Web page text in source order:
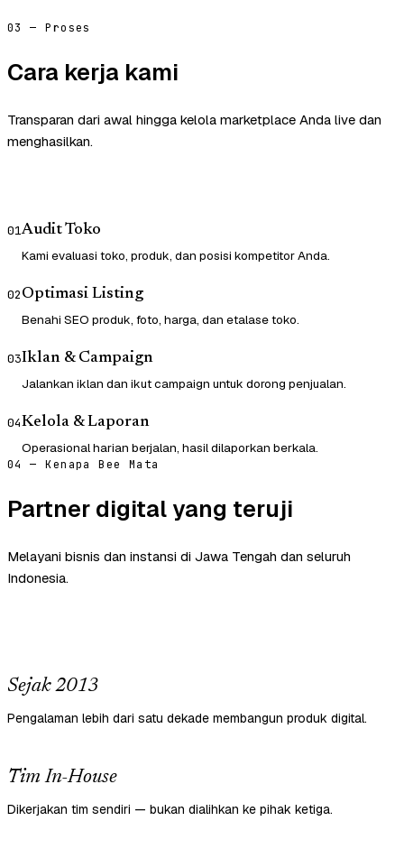
03 — Proses
Cara kerja kami
Transparan dari awal hingga kelola marketplace Anda live dan
menghasilkan.
01Audit Toko
Kami evaluasi toko, produk, dan posisi kompetitor Anda.
02Optimasi Listing
Benahi SEO produk, foto, harga, dan etalase toko.
03Iklan & Campaign
Jalankan iklan dan ikut campaign untuk dorong penjualan.
04Kelola & Laporan
Operasional harian berjalan, hasil dilaporkan berkala.
04 — Kenapa Bee Mata
Partner digital yang teruji
Melayani bisnis dan instansi di Jawa Tengah dan seluruh
Indonesia.
Sejak 2013
Pengalaman lebih dari satu dekade membangun produk digital.
Tim In-House
Dikerjakan tim sendiri — bukan dialihkan ke pihak ketiga.